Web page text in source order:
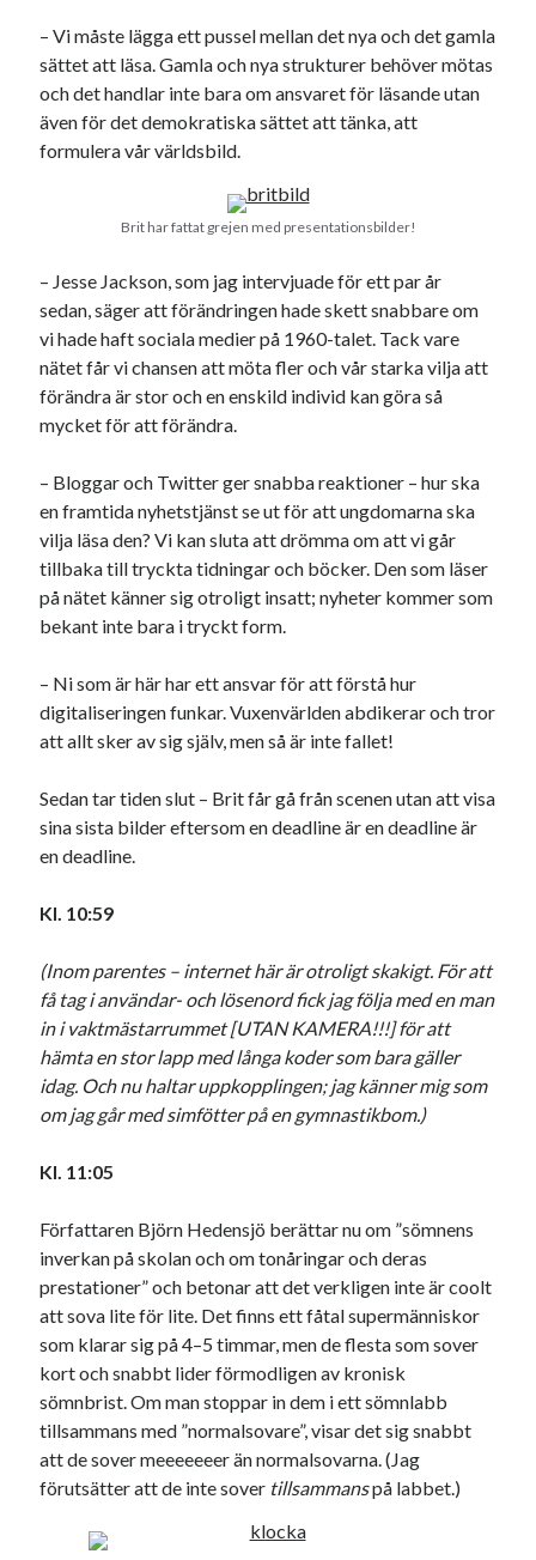
– Vi måste lägga ett pussel mellan det nya och det gamla
sättet att läsa. Gamla och nya strukturer behöver mötas
och det handlar inte bara om ansvaret för läsande utan
även för det demokratiska sättet att tänka, att
formulera vår världsbild.
Brit har fattat grejen med presentationsbilder!
– Jesse Jackson, som jag intervjuade för ett par år
sedan, säger att förändringen hade skett snabbare om
vi hade haft sociala medier på 1960-talet. Tack vare
nätet får vi chansen att möta fler och vår starka vilja att
förändra är stor och en enskild individ kan göra så
mycket för att förändra.
– Bloggar och Twitter ger snabba reaktioner – hur ska
en framtida nyhetstjänst se ut för att ungdomarna ska
vilja läsa den? Vi kan sluta att drömma om att vi går
tillbaka till tryckta tidningar och böcker. Den som läser
på nätet känner sig otroligt insatt; nyheter kommer som
bekant inte bara i tryckt form.
– Ni som är här har ett ansvar för att förstå hur
digitaliseringen funkar. Vuxenvärlden abdikerar och tror
att allt sker av sig själv, men så är inte fallet!
Sedan tar tiden slut – Brit får gå från scenen utan att visa
sina sista bilder eftersom en deadline är en deadline är
en deadline.
Kl. 10:59
(Inom parentes – internet här är otroligt skakigt. För att
få tag i användar- och lösenord fick jag följa med en man
in i vaktmästarrummet [UTAN KAMERA!!!] för att
hämta en stor lapp med långa koder som bara gäller
idag. Och nu haltar uppkopplingen; jag känner mig som
om jag går med simfötter på en gymnastikbom.)
Kl. 11:05
Författaren Björn Hedensjö berättar nu om ”sömnens
inverkan på skolan och om tonåringar och deras
prestationer” och betonar att det verkligen inte är coolt
att sova lite för lite. Det finns ett fåtal supermänniskor
som klarar sig på 4–5 timmar, men de flesta som sover
kort och snabbt lider förmodligen av kronisk
sömnbrist. Om man stoppar in dem i ett sömnlabb
tillsammans med ”normalsovare”, visar det sig snabbt
att de sover meeeeeeer än normalsovarna. (Jag
förutsätter att de inte sover tillsammanspå labbet.)